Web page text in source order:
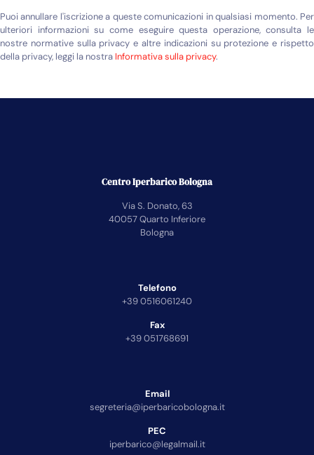
Puoi annullare l'iscrizione a queste comunicazioni in qualsiasi momento. Per
ulteriori informazioni su come eseguire questa operazione, consulta le
nostre normative sulla privacy e altre indicazioni su protezione e rispetto
della privacy, leggi la nostra Informativa sulla privacy.
Centro Iperbarico Bologna
Via S. Donato, 63
40057 Quarto Inferiore
Bologna
Telefono
+39 0516061240
Fax
+39 051768691
Email
segreteria@iperbaricobologna.it
PEC
iperbarico@legalmail.it